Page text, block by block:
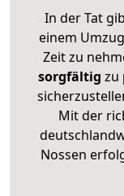
In der Tat
einem
Zeit zu
sorgfältig zu
Mit der
Nossen